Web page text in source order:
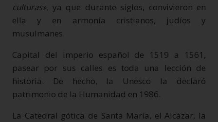
culturas», ya que durante siglos, convivieron en
ella y en armonía cristianos, judíos y
musulmanes.
Capital del imperio español de 1519 a 1561,
pasear por sus calles es toda una lección de
historia. De hecho, la Unesco la declaró
patrimonio de la Humanidad en 1986.
La Catedral gótica de Santa Maria, el Alcázar, la